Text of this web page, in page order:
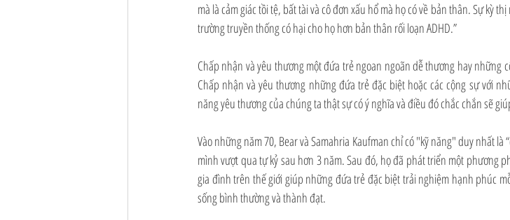
mà là cảm giác tồi tệ, bất tài và cô đơn xấu hổ mà họ có về bản thân. Sự kỳ
trường truyền thống có hại cho họ hơn bản thân rối loạn ADHD.”
Chấp nhận và yêu thương một đứa trẻ ngoan ngoãn dễ thương hay những
Chấp nhận và yêu thương những đứa trẻ đặc biệt hoặc các cộng sự với
năng yêu thương của chúng ta thật sự có ý nghĩa và điều đó chắc chắn sẽ
Vào những năm 70, Bear và Samahria Kaufman chỉ có "kỹ năng" duy nhất
mình vượt qua tự kỷ sau hơn 3 năm. Sau đó, họ đã phát triển một phương
gia đình trên thế giới giúp những đứa trẻ đặc biệt trải nghiệm hạnh phúc
sống bình thường và thành đạt.